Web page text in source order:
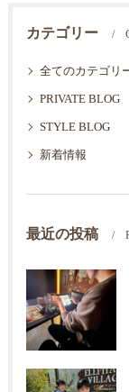
カテゴリー
全てのカテゴリ
PRIVATE BLOG
STYLE BLOG
新着情報
最近の投稿